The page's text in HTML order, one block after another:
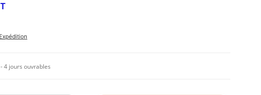
Expédition
4 jours ouvrables